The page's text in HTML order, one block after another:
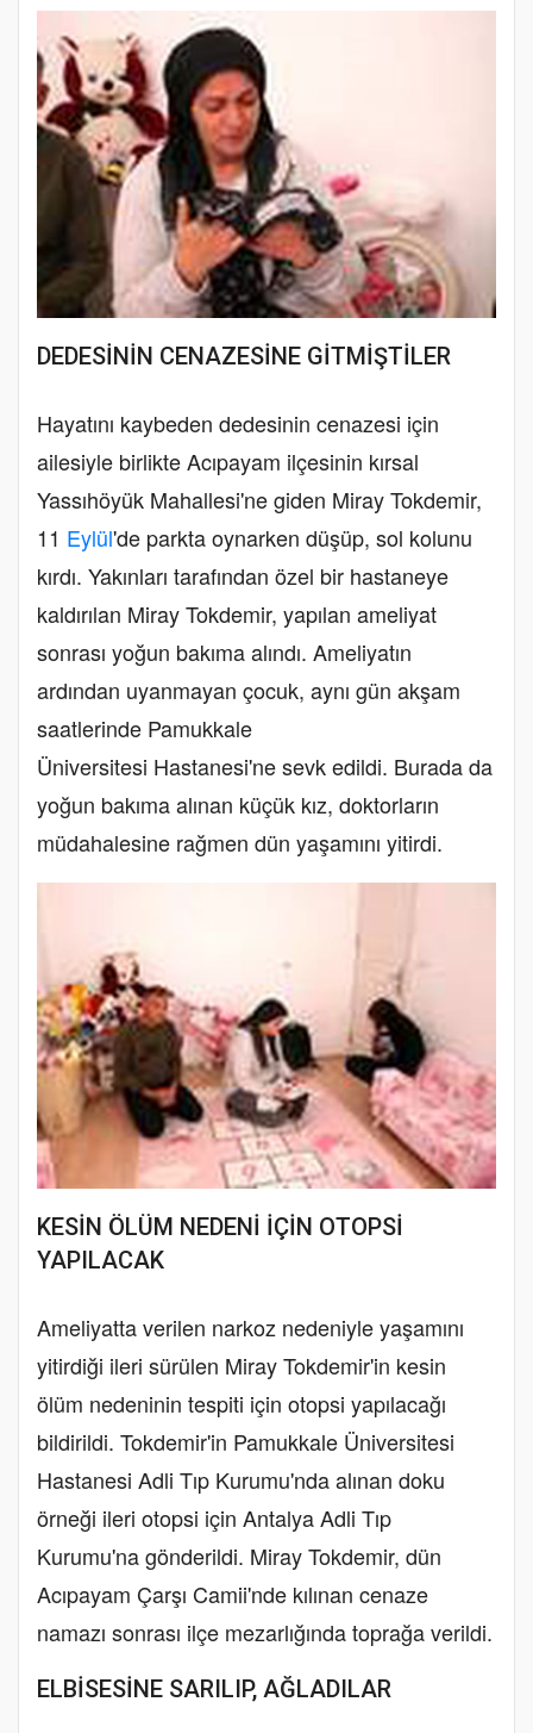
DEDESİNİN CENAZESİNE GİTMİŞTİLER
Hayatını kaybeden dedesinin cenazesi için
ailesiyle birlikte Acıpayam ilçesinin kırsal
Yassıhöyük Mahallesi'ne giden Miray Tokdemir,
11 Eylül'de parkta oynarken düşüp, sol kolunu
kırdı. Yakınları tarafından özel bir hastaneye
kaldırılan Miray Tokdemir, yapılan ameliyat
sonrası yoğun bakıma alındı. Ameliyatın
ardından uyanmayan çocuk, aynı gün akşam
saatlerinde Pamukkale
Üniversitesi Hastanesi'ne sevk edildi. Burada da
yoğun bakıma alınan küçük kız, doktorların
müdahalesine rağmen dün yaşamını yitirdi.
KESİN ÖLÜM NEDENİ İÇİN OTOPSİ
YAPILACAK
Ameliyatta verilen narkoz nedeniyle yaşamını
yitirdiği ileri sürülen Miray Tokdemir'in kesin
ölüm nedeninin tespiti için otopsi yapılacağı
bildirildi. Tokdemir'in Pamukkale Üniversitesi
Hastanesi Adli Tıp Kurumu'nda alınan doku
örneği ileri otopsi için Antalya Adli Tıp
Kurumu'na gönderildi. Miray Tokdemir, dün
Acıpayam Çarşı Camii'nde kılınan cenaze
namazı sonrası ilçe mezarlığında toprağa verildi.
ELBİSESİNE SARILIP, AĞLADILAR